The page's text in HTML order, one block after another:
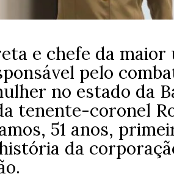
e chefe da maior
pelo
no estado da
tenente-coronel
51 anos,
da